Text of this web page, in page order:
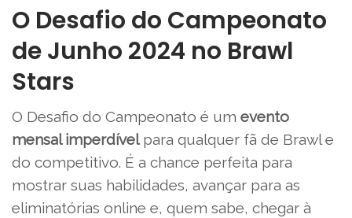
O Desafio do Campeonato
de Junho 2024 no Brawl
Stars
O Desafio do Campeonato é um evento
mensal imperdívelpara qualquer fã de Brawl e
do competitivo. É a chance perfeita para
mostrar suas habilidades, avançar para as
eliminatórias online e, quem sabe, chegar à